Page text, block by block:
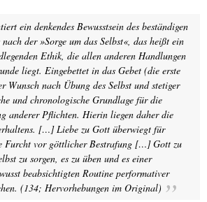
ein denkendes Bewusstsein des beständigen
nach der »Sorge um das Selbst«, das heißt ein
Ethik, die allen anderen Handlungen
liegt. Eingebettet in das Gebet (die erste
Wunsch nach Übung des Selbst und stetiger
und chronologische Grundlage für die
anderer Pflichten. Hierin liegen daher die
[…] Liebe zu Gott überwiegt für
Furcht vor göttlicher Bestrafung […]Gott zu
zu sorgen, es zu üben und es einer
beabsichtigten Routine performativer
(134; Hervorhebungen im Original)